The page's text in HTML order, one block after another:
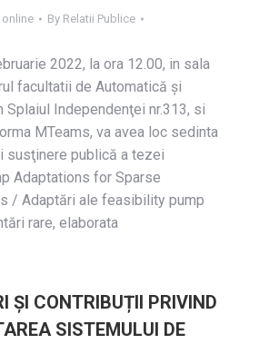
By Relatii Publice
2022, la ora 12.00, in sala
facultatii de Automatică şi
Splaiul Independenţei nr.313, si
MTeams, va avea loc sedinta
susţinere publică a tezei
Adaptations for Sparse
/ Adaptări ale feasibility pump
rare, elaborata
ȘI CONTRIBUȚII PRIVIND
SISTEMULUI DE